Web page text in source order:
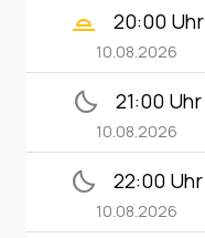
wb_twilight_2 20:00 Uhr
10.08.2026
bedtime 21:00 Uhr
10.08.2026
bedtime 22:00 Uhr
10.08.2026